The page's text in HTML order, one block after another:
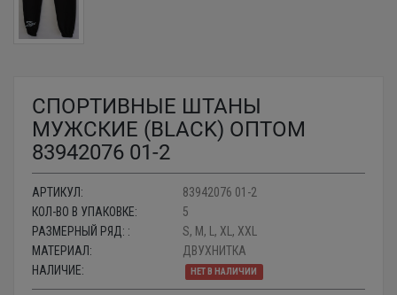
СПОРТИВНЫЕ ШТАНЫ
МУЖСКИЕ (BLACK) ОПТОМ
83942076 01-2
АРТИКУЛ:
83942076 01-2
КОЛ-ВО В УПАКОВКЕ:
5
РАЗМЕРНЫЙ РЯД: :
S, M, L, XL, XXL
МАТЕРИАЛ:
ДВУХНИТКА
НАЛИЧИЕ:
НЕТ В НАЛИЧИИ